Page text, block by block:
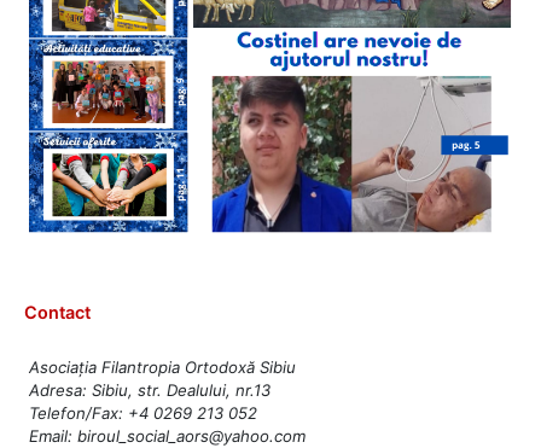
Contact
Asociația Filantropia Ortodoxă Sibiu
Adresa: Sibiu, str. Dealului, nr.13
Telefon/Fax: +4 0269 213 052
Email: biroul_social_aors@yahoo.com